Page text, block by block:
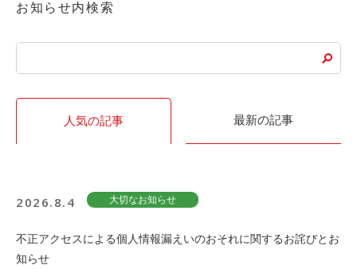
お客様の声
お知らせ内検索
人気の記事 最新の記事
2026.8.4 大切なお知らせ
不正アクセスによる個人情報漏えいのおそれに関するお詫びとお
知らせ